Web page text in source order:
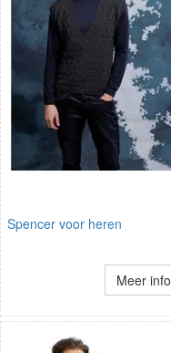
Spencer voor heren
Meer info